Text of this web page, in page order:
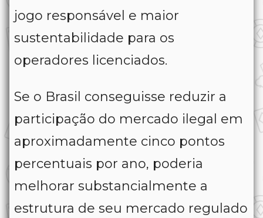
jogo responsável e maior
sustentabilidade para os
operadores licenciados.
Se o Brasil conseguisse reduzir a
participação do mercado ilegal em
aproximadamente cinco pontos
percentuais por ano, poderia
melhorar substancialmente a
estrutura de seu mercado regulado